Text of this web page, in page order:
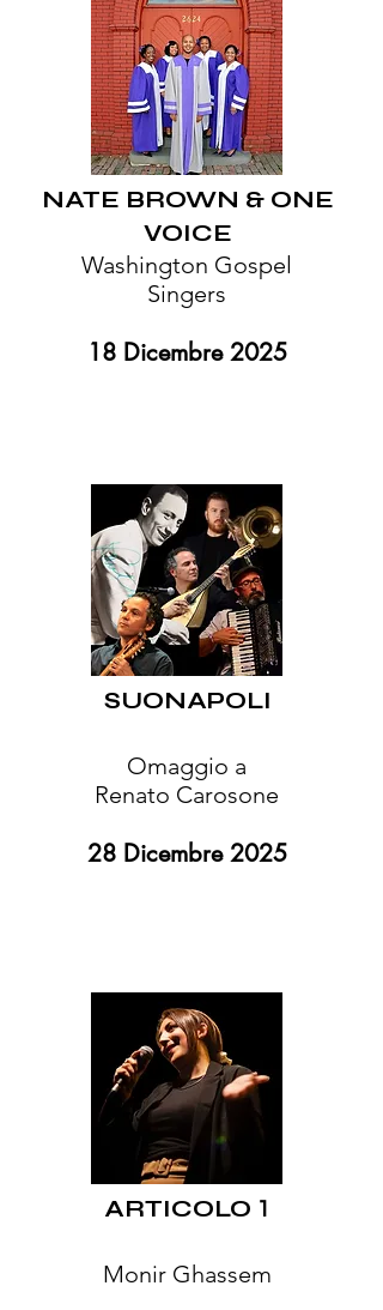
NATE BROWN & ONE
VOICE
Washington Gospel
Singers
18 Dicembre 2025
SUONAPOLI
Omaggio a
Renato Carosone
28 Dicembre 2025
ARTICOLO 1
Monir Ghassem